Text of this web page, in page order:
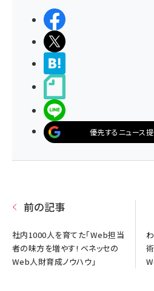
優先するニュース
前の記事
社内1000人を育てた「Web担当
者の味方を増やす! ベネッセの
Web人財育成ノウハウ」